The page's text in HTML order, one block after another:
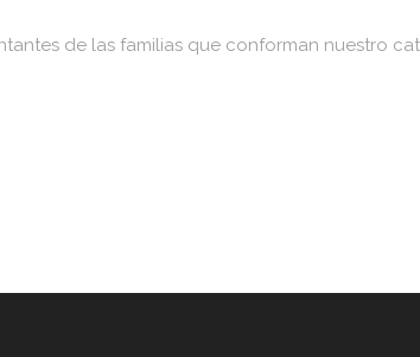
de las familias que conforman nuestro